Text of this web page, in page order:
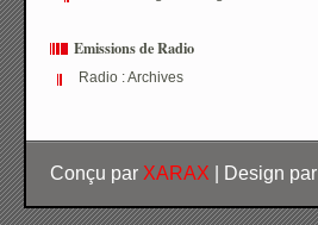
Emissions de Radio
Radio : Archives
Conçu par XARAX | Design par